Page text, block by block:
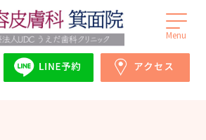
だ歯科クリニックHANA
膚科箕面院（旧うえだメディカル
容皮膚科箕面院 | 箕面市にある
だ歯科が併設する美容クリニッ